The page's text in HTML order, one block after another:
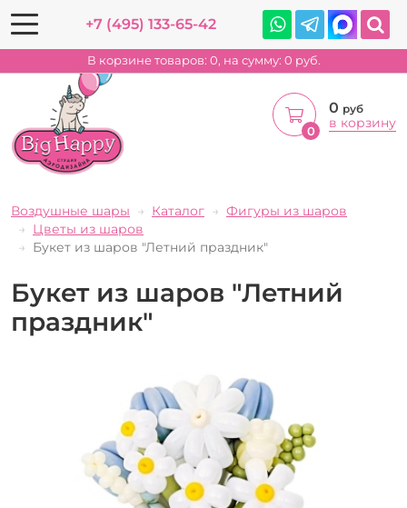
+7 (495) 133-65-42
В корзине товаров: 0, на сумму: 0 руб.
0
0 руб
в корзину
Воздушные шары Каталог
Фигуры из шаров
Цветы из шаров
Букет из шаров "Летний праздник"
Букет из шаров "Летний
праздник"